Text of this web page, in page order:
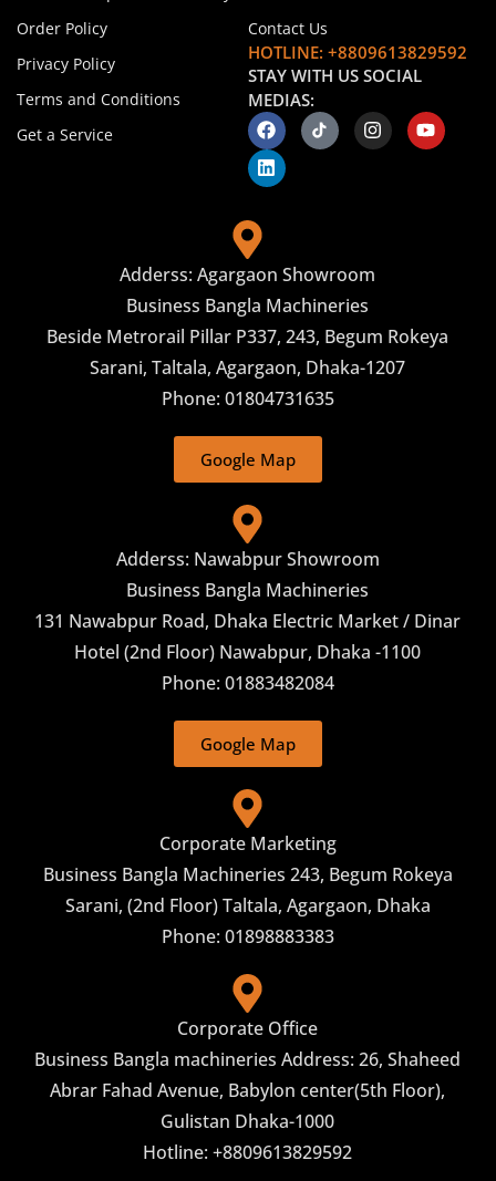
Order Policy
Privacy Policy
Terms and Conditions
Get a Service
Contact Us
HOTLINE: +8809613829592
STAY WITH US SOCIAL
MEDIAS:
Adderss: Agargaon Showroom
Business Bangla Machineries
Beside Metrorail Pillar P337, 243, Begum Rokeya
Sarani, Taltala, Agargaon, Dhaka-1207
Phone: 01804731635
Google Map
Adderss: Nawabpur Showroom
Business Bangla Machineries
131 Nawabpur Road, Dhaka Electric Market / Dinar
Hotel (2nd Floor) Nawabpur, Dhaka -1100
Phone: 01883482084
Google Map
Phone: 01898883383
Corporate Marketing
Business Bangla Machineries 243, Begum Rokeya
Sarani, (2nd Floor) Taltala, Agargaon, Dhaka
Corporate Office
Business Bangla machineries Address: 26, Shaheed
Abrar Fahad Avenue, Babylon center(5th Floor),
Gulistan Dhaka-1000
Hotline: +8809613829592